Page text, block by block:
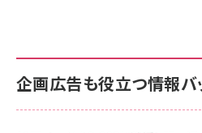
企画広告も役立つ情報バ